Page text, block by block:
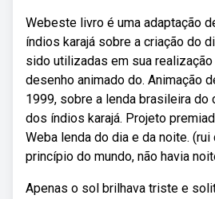
Webeste livro é uma adaptação
índios karajá sobre a criação do
sido utilizadas em sua
desenho animado do. Animação
1999, sobre a lenda brasileira do
dos índios karajá. Projeto
Weba lenda do dia e da noite.
princípio do mundo, não havia
Apenas o sol brilhava triste e